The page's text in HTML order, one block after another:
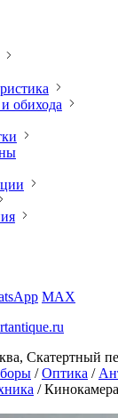
обихода
MAX
Скатертный
/ Оптика /
/